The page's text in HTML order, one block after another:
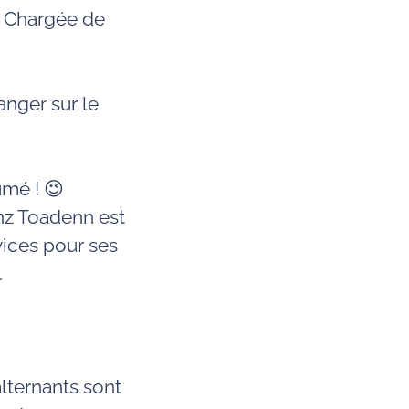
de
sur le
! 😉
Toadenn est
pour ses
sont